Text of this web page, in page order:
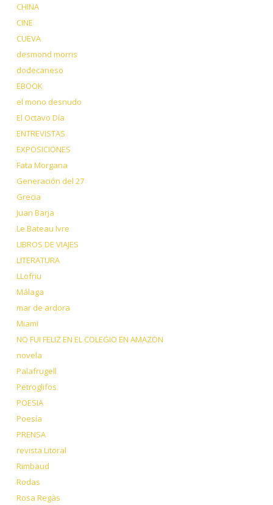
CHINA
CINE
CUEVA
desmond morris
dodecaneso
EBOOK
el mono desnudo
El Octavo Día
ENTREVISTAS
EXPOSICIONES
Fata Morgana
Generación del 27
Grecia
Juan Barja
Le Bateau Ivre
LIBROS DE VIAJES
LITERATURA
LLofriu
Málaga
mar de ardora
Miami
NO FUI FELIZ EN EL COLEGIO EN AMAZON
novela
Palafrugell
Petroglifos
POESIA
Poesía
PRENSA
revista Litoral
Rimbaud
Rodas
Rosa Regàs